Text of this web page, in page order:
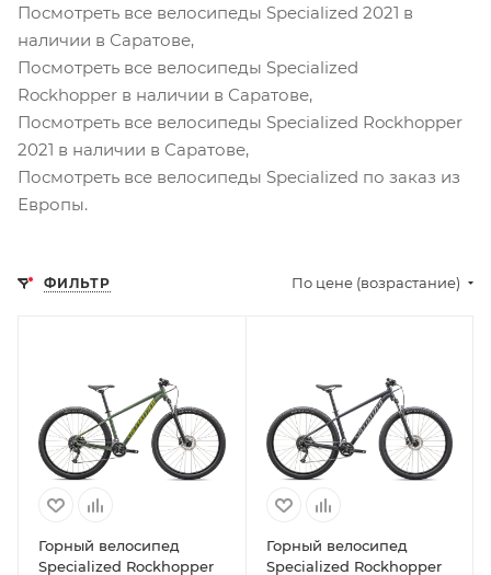
Посмотреть все велосипеды Specialized 2021 в
наличии в Саратове,
Посмотреть все велосипеды Specialized
Rockhopper в наличии в Саратове,
Посмотреть все велосипеды Specialized Rockhopper
2021 в наличии в Саратове,
Посмотреть все велосипеды Specialized по заказ из
Европы.
ФИЛЬТР По цене (возрастание)
Горный велосипед
Specialized Rockhopper
Горный велосипед
Specialized Rockhopper